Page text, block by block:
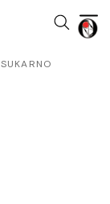
SUKARNO